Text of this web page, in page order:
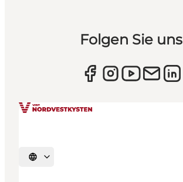
Folgen Sie uns
Sprache auswählen